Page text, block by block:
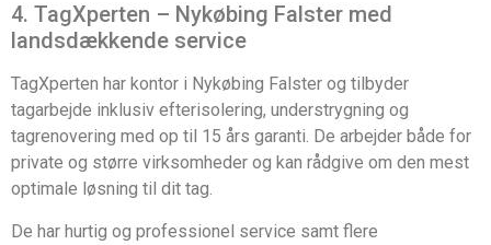
4. TagXperten – Nykøbing Falster med
landsdækkende service
TagXperten har kontor i Nykøbing Falster og tilbyder
tagarbejde inklusiv efterisolering, understrygning og
tagrenovering med op til 15 års garanti. De arbejder både for
private og større virksomheder og kan rådgive om den mest
optimale løsning til dit tag.
De har hurtig og professionel service samt flere